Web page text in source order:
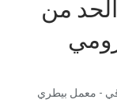
من
- معمل بيطري